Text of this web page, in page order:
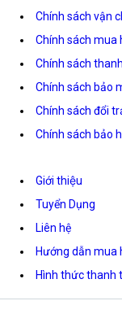
Chính sách vận
Chính sách mua
Chính sách
Chính sách bảo
Chính sách đổi
Chính sách bảo
Giới thiệu
Tuyển Dụng
Liên hệ
Hướng dẫn mua
Hình thức thanh